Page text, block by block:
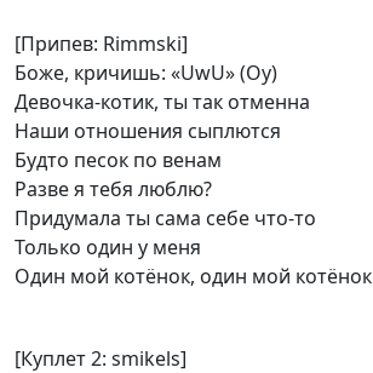
[Припев: Rimmski]
Боже, кричишь: «UwU» (Оу)
Девочка-котик, ты так отменна
Наши отношения сыплются
Будто песок по венам
Разве я тебя люблю?
Придумала ты сама себе что-то
Только один у меня
Один мой котёнок, один мой котёнок
[Куплет 2: smikels]